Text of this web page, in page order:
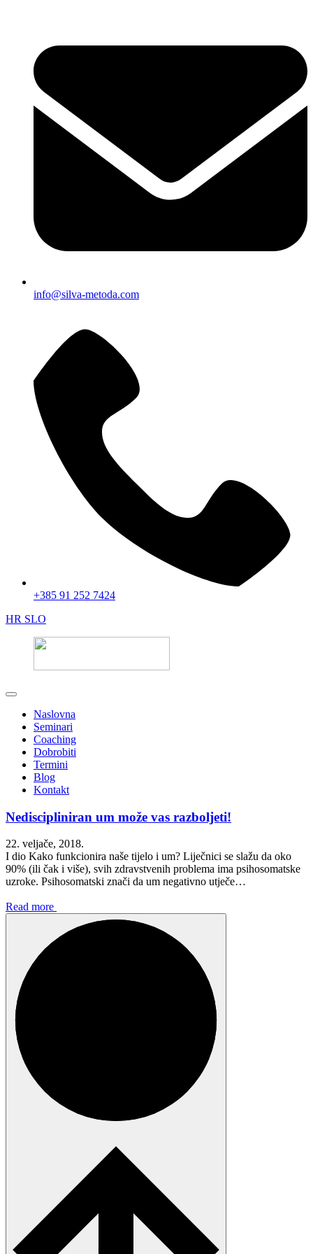
info@silva-metoda.com
+385 91 252 7424
HR SLO
Naslovna
Seminari
Coaching
Dobrobiti
Termini
Blog
Kontakt
Nediscipliniran um može vas razboljeti!
22. veljače, 2018.
I dio Kako funkcionira naše tijelo i um? Liječnici se slažu da oko
90% (ili čak i više), svih zdravstvenih problema ima psihosomatske
uzroke. Psihosomatski znači da um negativno utječe…
Read more